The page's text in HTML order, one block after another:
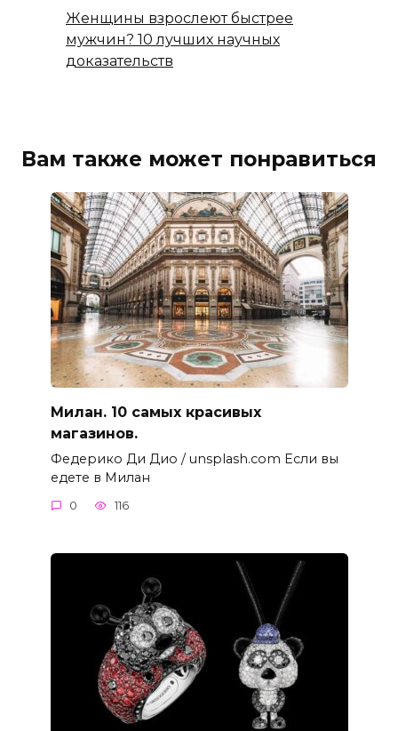
Женщины взрослеют быстрее
мужчин? 10 лучших научных
доказательств
Вам также может понравиться
Милан. 10 самых красивых
магазинов.
Федерико Ди Дио / unsplash.com Если вы
едете в Милан
0 116